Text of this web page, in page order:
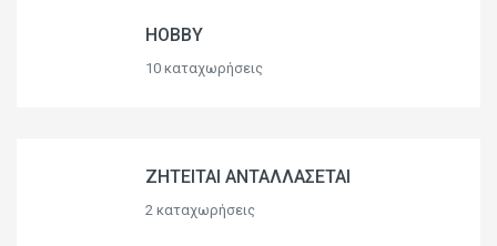
HOBBY
10 καταχωρήσεις
ΖΗΤΕΙΤΑΙ ΑΝΤΑΛΛΑΣΕΤΑΙ
2 καταχωρήσεις